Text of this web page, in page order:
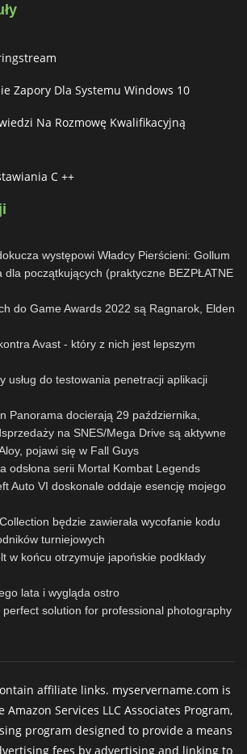
Zapory Dla Systemu Windows 10
Na Rozmowę Kwalifikacyjną
C ++
występowi Władcy Pierścieni: Gollum
dla początkujących (praktyczne BEZPŁATNE
do Game Awards 2022 są Ragnarok, Elden
Avast - który z nich jest lepszym
usług do testowania penetracji aplikacji
Panorama docierają 29 października,
na SNES/Mega Drive są aktywne
pojawi się w Fall Guys
odsłona serii Mortal Kombat Legends
Auto VI doskonale oddaje esencję mojego
będzie zawierała wycofanie kodu
turniejowych
w końcu otrzymuje japońskie podkłady
lata i wygląda ostro
perfect solution for professional photography
affiliate links. myservername.com is
Services LLC Associates Program,
program designed to provide a means
fees by advertising and linking to